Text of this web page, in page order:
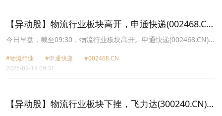
【异动股】物流行业板块高开，申通快递(002468.CN)
涨10.03%
今日早盘，截至09:30，物流行业板块高开。申通快递(002468.CN)涨
鹏飞(300350.CN)涨7.15%报6.74元，韵达股份(002120.CN)涨4.76%
报8.15元，*ST原尚(603813.CN)涨4.30%报23.78元，新宁物流
#物流行业 #申通快递
#002468.CN
2025-09-19 09:31
【异动股】物流行业板块下挫，飞力达(300240.CN)跌